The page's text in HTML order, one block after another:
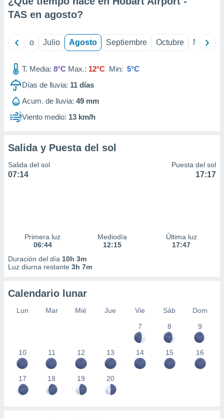
e
publicidad
publicidad
de
TAS en agosto?
Junio Julio Agosto Septiembre Octubre
T. Media: 8°C Max.: 12°C Min: 5°C
Días de lluvia: 11 días
Acum. de lluvia: 49 mm
Viento medio: 13 km/h
Salida y Puesta del sol
Salida del sol
07:14
Puesta del sol
17:17
Primera luz
06:44
Mediodía
12:15
Última luz
17:47
Duración del día 10h 3m
Luz diurna restante 3h 7m
Calendario lunar
Lun Mar Mié Jue Vie Sáb
Dom
7
8 9
10 11 12 13 14 15 16
17 18 19 20